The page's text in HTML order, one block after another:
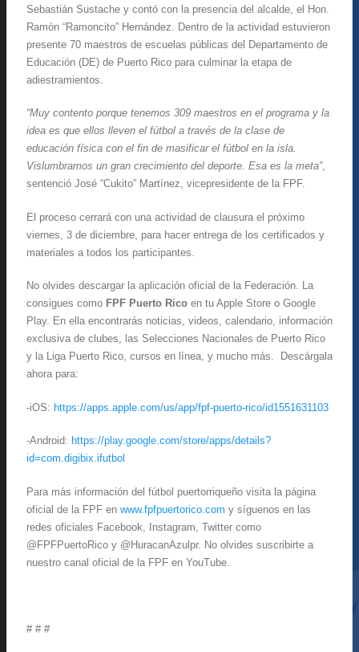
Sebastián Sustache y contó con la presencia del alcalde, el Hon.
Ramón “Ramoncito” Hernández. Dentro de la actividad estuvieron
presente 70 maestros de escuelas públicas del Departamento de
Educación (DE) de Puerto Rico para culminar la etapa de
adiestramientos.
“Muy contento porque tenemos 309 maestros en el programa y la
idea es que ellos lleven el fútbol a través de la clase de
educación física con el fin de masificar el fútbol en la isla.
Vislumbramos un gran crecimiento del deporte. Esa es la meta”,
sentenció José “Cukito” Martínez, vicepresidente de la FPF.
El proceso cerrará con una actividad de clausura el próximo
viernes, 3 de diciembre, para hacer entrega de los certificados y
materiales a todos los participantes.
No olvides descargar la aplicación oficial de la Federación. La
consigues como FPF Puerto Rico en tu Apple Store o Google
Play. En ella encontrarás noticias, videos, calendario, información
exclusiva de clubes, las Selecciones Nacionales de Puerto Rico
y la Liga Puerto Rico, cursos en línea, y mucho más. Descárgala
ahora para:
-iOS: https://apps.apple.com/us/app/fpf-puerto-rico/id1551631103
-Android: https://play.google.com/store/apps/details?
id=com.digibix.ifutbol
Para más información del fútbol puertorriqueño visita la página
oficial de la FPF en www.fpfpuertorico.com y síguenos en las
redes oficiales Facebook, Instagram, Twitter como
@FPFPuertoRico y @HuracanAzulpr. No olvides suscribirte a
nuestro canal oficial de la FPF en YouTube.
# # #